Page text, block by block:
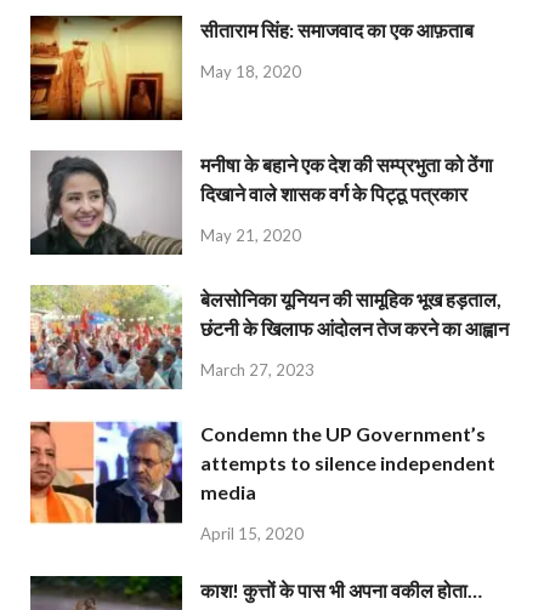
सीताराम सिंह: समाजवाद का एक आफ़ताब
May 18, 2020
मनीषा के बहाने एक देश की सम्प्रभुता को ठेंगा
दिखाने वाले शासक वर्ग के पिट्ठू पत्रकार
May 21, 2020
बेलसोनिका यूनियन की सामूहिक भूख हड़ताल,
छंटनी के खिलाफ आंदोलन तेज करने का आह्वान
March 27, 2023
Condemn the UP Government’s
attempts to silence independent
media
April 15, 2020
काश! कुत्तों के पास भी अपना वकील होता…